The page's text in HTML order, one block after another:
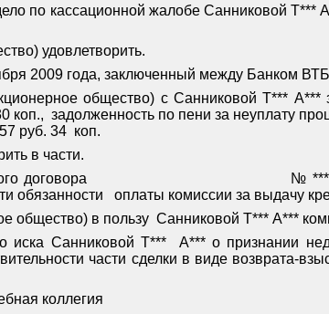
по кассационной жалобе Санниковой Т***
удовлетворить.
2009 года, заключенный между Банком
общество) с Санниковой Т*** А***
коп., задолженность по пени за неуплату
руб. 34 коп.
в части.
договора
№ ***
обязанности
оплаты комиссии за выдачу
общество) в пользу Санниковой Т*** А***
иска Санниковой Т***
А*** о признании
части сделки в виде возврата-
коллегия